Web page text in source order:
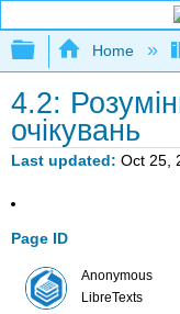
Expand/
Home
4.2:
очікувань
Last updated Oct 25,
Page ID
Anonymous
LibreTexts